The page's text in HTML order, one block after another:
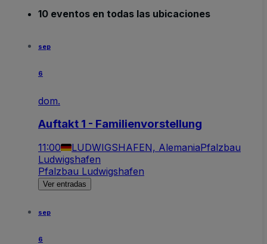
10 eventos en todas las ubicaciones
sep
6
dom.
Auftakt 1 - Familienvorstellung
11:00 LUDWIGSHAFEN, AlemaniaPfalzbau
Ludwigshafen
Pfalzbau Ludwigshafen
Ver entradas
sep
6